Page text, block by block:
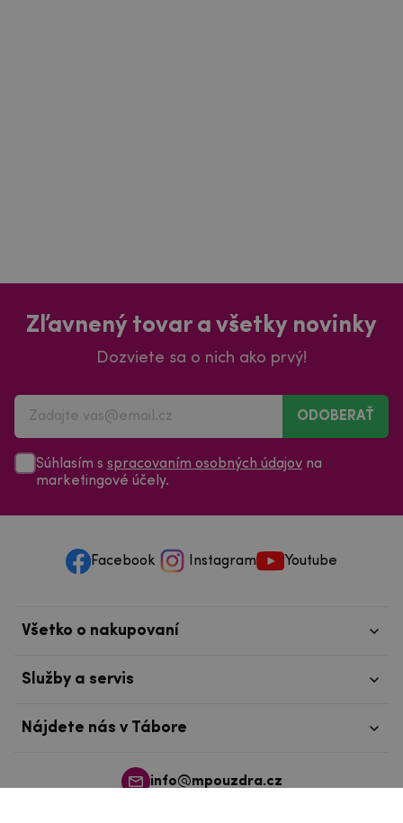
Zľavnený tovar a všetky novinky
Dozviete sa o nich ako prvý!
ODOBERAŤ
Súhlasím s spracovaním osobných údajov na
marketingové účely.
Facebook Instagram Youtube
info@mpouzdra.cz
Všetko o nakupovaní
Služby a servis
Nájdete nás v Tábore